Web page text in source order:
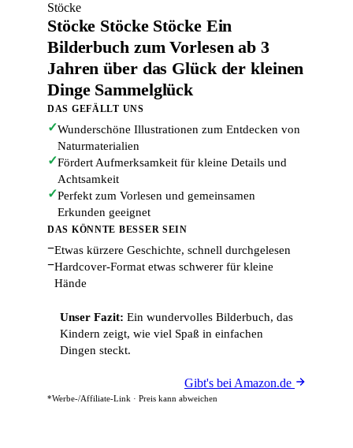
Stöcke
Stöcke Stöcke Stöcke Ein
Bilderbuch zum Vorlesen ab 3
Jahren über das Glück der kleinen
Dinge Sammelglück
DAS GEFÄLLT UNS
✓Wunderschöne Illustrationen zum Entdecken von
Naturmaterialien
✓Fördert Aufmerksamkeit für kleine Details und
Achtsamkeit
✓Perfekt zum Vorlesen und gemeinsamen
Erkunden geeignet
DAS KÖNNTE BESSER SEIN
−Etwas kürzere Geschichte, schnell durchgelesen
−Hardcover-Format etwas schwerer für kleine
Hände
Unser Fazit: Ein wundervolles Bilderbuch, das
Kindern zeigt, wie viel Spaß in einfachen
Dingen steckt.
Gibt's bei Amazon.de
*Werbe-/Affiliate-Link · Preis kann abweichen